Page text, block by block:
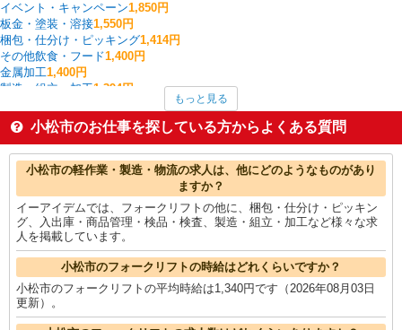
イベント・キャンペーン1,850円
板金・塗装・溶接1,550円
梱包・仕分け・ピッキング1,414円
その他飲食・フード1,400円
金属加工1,400円
製造・組立・加工1,394円
その他軽作業・製造・物流1,350円
フォークリフト 1,340円
介護職・ヘルパー1,335円
小松市の他の職種の平均時給を見る
もっと見る
小松市のお仕事を探している方からよくある質問
小松市の軽作業・製造・物流の求人は、他にどのようなものがあり
ますか？
イーアイデムでは、フォークリフトの他に、梱包・仕分け・ピッキン
グ、入出庫・商品管理・検品・検査、製造・組立・加工など様々な求
人を掲載しています。
小松市のフォークリフトの時給はどれくらいですか？
小松市のフォークリフトの平均時給は1,340円です（2026年08月03日
更新）。